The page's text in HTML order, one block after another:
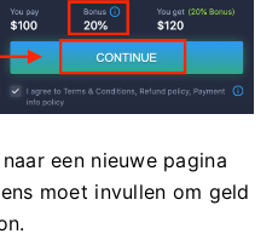
een nieuwe pagina
moet invullen om geld